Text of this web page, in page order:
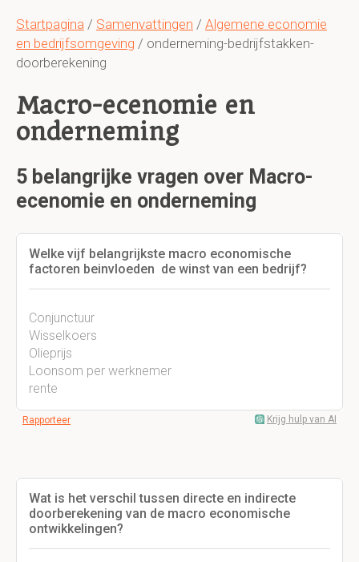
Startpagina / Samenvattingen / Algemene economie
en bedrijfsomgeving / onderneming-bedrijfstakken-
doorberekening
Macro-ecenomie en
onderneming
5 belangrijke vragen over Macro-
ecenomie en onderneming
Welke vijf belangrijkste macro economische
factoren beinvloeden de winst van een bedrijf?
Conjunctuur
Wisselkoers
Olieprijs
Loonsom per werknemer
rente
Rapporteer Krijg hulp van AI
Wat is het verschil tussen directe en indirecte
doorberekening van de macro economische
ontwikkelingen?